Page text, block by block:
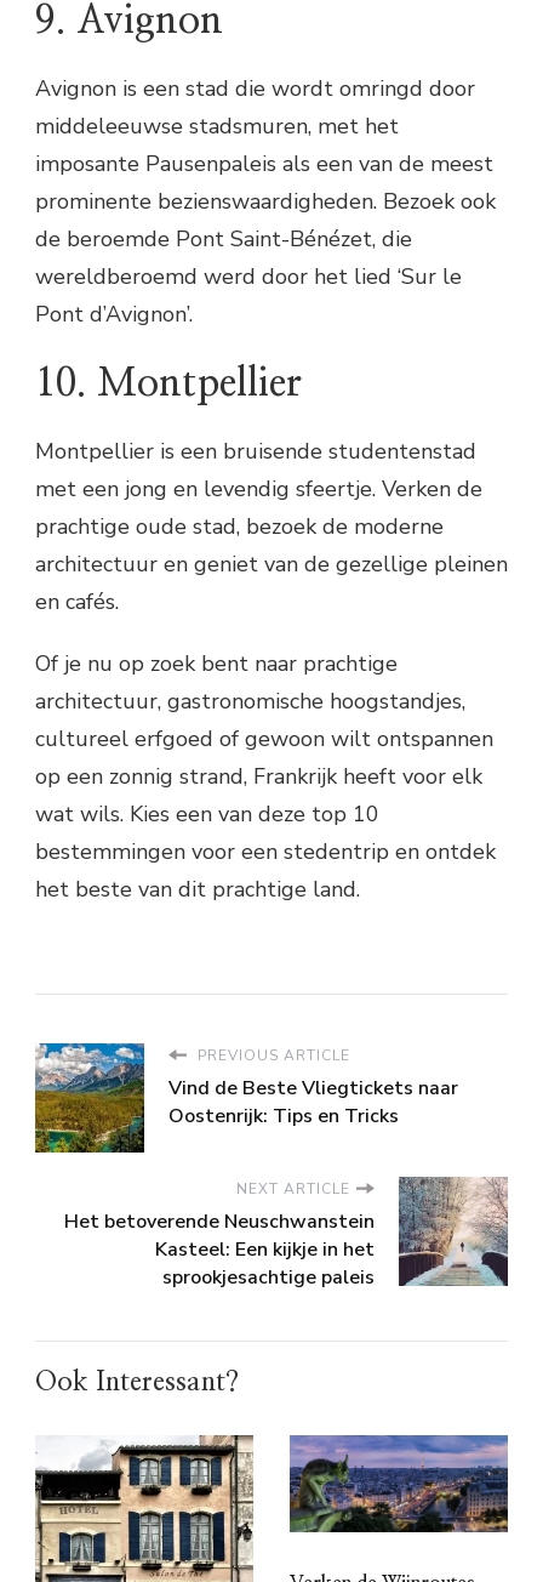
9. Avignon
Avignon is een stad die wordt omringd door
middeleeuwse stadsmuren, met het
imposante Pausenpaleis als een van de meest
prominente bezienswaardigheden. Bezoek ook
de beroemde Pont Saint-Bénézet, die
wereldberoemd werd door het lied ‘Sur le
Pont d’Avignon’.
10. Montpellier
Montpellier is een bruisende studentenstad
met een jong en levendig sfeertje. Verken de
prachtige oude stad, bezoek de moderne
architectuur en geniet van de gezellige pleinen
en cafés.
Of je nu op zoek bent naar prachtige
architectuur, gastronomische hoogstandjes,
cultureel erfgoed of gewoon wilt ontspannen
op een zonnig strand, Frankrijk heeft voor elk
wat wils. Kies een van deze top 10
bestemmingen voor een stedentrip en ontdek
het beste van dit prachtige land.
PREVIOUS ARTICLE
Vind de Beste Vliegtickets naar
Oostenrijk: Tips en Tricks
NEXT ARTICLE
Het betoverende Neuschwanstein
Kasteel: Een kijkje in het
sprookjesachtige paleis
Ook Interessant?